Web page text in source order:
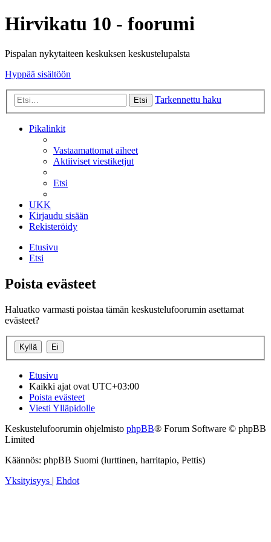
Hirvikatu 10 - foorumi
Pispalan nykytaiteen keskuksen keskustelupalsta
Hyppää sisältöön
Etsi Tarkennettu haku
Pikalinkit
Vastaamattomat aiheet
Aktiiviset viestiketjut
Etsi
UKK
Kirjaudu sisään
Rekisteröidy
Etusivu
Etsi
Poista evästeet
Haluatko varmasti poistaa tämän keskustelufoorumin asettamat
evästeet?
Etusivu
Kaikki ajat ovat UTC+03:00
Poista evästeet
Viesti Ylläpidolle
Keskustelufoorumin ohjelmisto phpBB® Forum Software © phpBB
Limited
Käännös: phpBB Suomi (lurttinen, harritapio, Pettis)
Yksityisyys | Ehdot